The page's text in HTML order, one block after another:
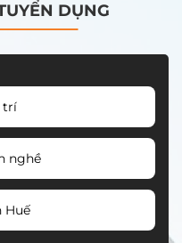
DỤNG
trí
nghề
Huế